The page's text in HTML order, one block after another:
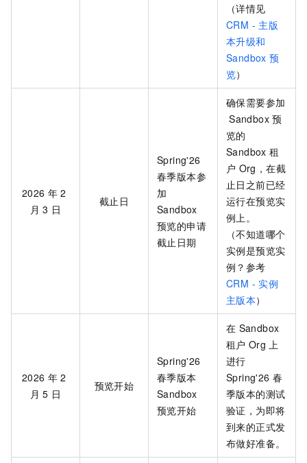
（详情见
CRM - 主版
本升级和
Sandbox 预
览）
2026 年 2
月 3 日
截止日
Spring'26
春季版本参
加
Sandbox
预览的申请
截止日期
确保需要参加
Sandbox 预
览的
Sandbox 租
户 Org，在截
止日之前已经
运行在预览实
例上。
（不知道哪个
实例是预览实
例？参考
CRM - 实例
主版本）
2026 年 2
月 5 日
预览开始
Spring'26
春季版本
Sandbox
预览开始
在 Sandbox
租户 Org 上
进行
Spring'26 春
季版本的测试
验证，为即将
到来的正式发
布做好准备。